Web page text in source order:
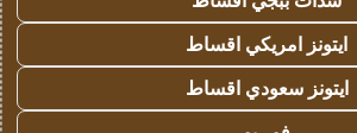
ايتونز امريكي اقساط
ايتونز سعودي اقساط